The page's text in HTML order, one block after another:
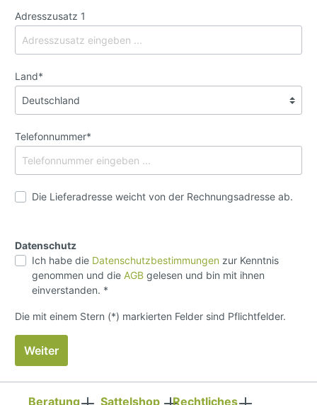
Adresszusatz 1
Land*
Telefonnummer*
Die Lieferadresse weicht von der Rechnungsadresse ab.
Datenschutz
Ich habe die Datenschutzbestimmungen zur Kenntnis
genommen und die AGB gelesen und bin mit ihnen
einverstanden. *
Die mit einem Stern (*) markierten Felder sind Pflichtfelder.
Weiter
Beratung Sattelshop Rechtliches